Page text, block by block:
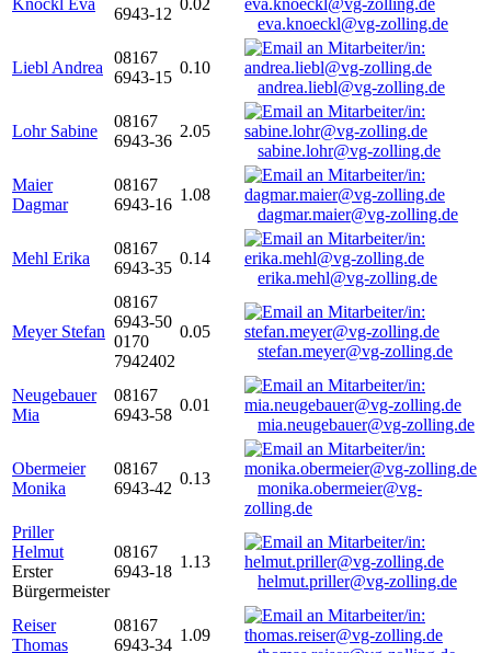
Knöckl Eva
6943-12
0.02
eva.knoeckl@vg-zolling.de
Liebl Andrea
08167
6943-15
0.10
andrea.liebl@vg-zolling.de
Lohr Sabine
08167
6943-36
2.05
sabine.lohr@vg-zolling.de
Maier
Dagmar
08167
6943-16
1.08
dagmar.maier@vg-zolling.de
Mehl Erika
08167
6943-35
0.14
erika.mehl@vg-zolling.de
Meyer Stefan
08167
6943-50
0170
7942402
0.05
stefan.meyer@vg-zolling.de
Neugebauer
Mia
08167
6943-58
0.01
mia.neugebauer@vg-zolling.de
Obermeier
Monika
08167
6943-42
0.13
monika.obermeier@vg-
zolling.de
Priller
Helmut
Erster
Bürgermeister
08167
6943-18
1.13
helmut.priller@vg-zolling.de
Reiser
Thomas
08167
6943-34
1.09